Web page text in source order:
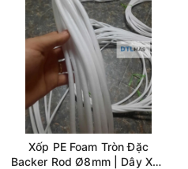
Xốp PE Foam Tròn Đặc
Backer Rod Ø8mm | Dây Xốp